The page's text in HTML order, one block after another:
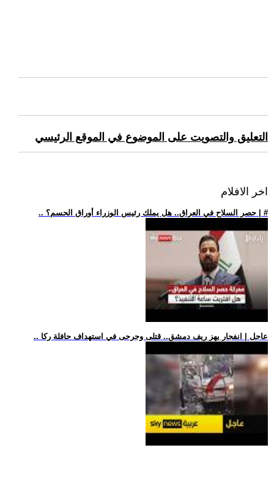
التعليق والتصويت على الموضوع في الموقع الرئيسي
اخر الافلام
.. حصر السلاح في العراق.. هل يملك رئيس الوزراء أوراق الحسم؟ | #
.. عاجل | انفجار يهز ريف دمشق.. قتلى وجرحى في استهداف حافلة ركا